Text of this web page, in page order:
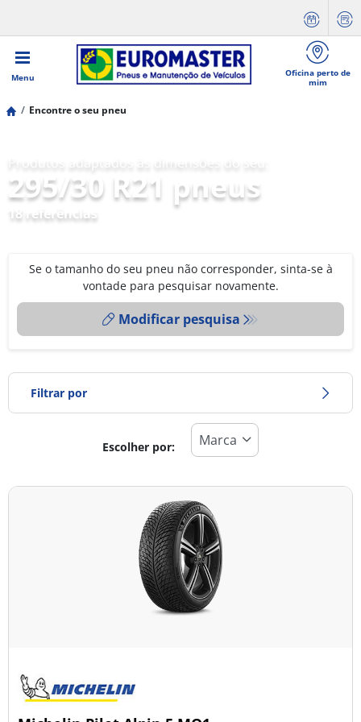
Menu
Oficina perto de
mim
Encontre o seu pneu
295/30 R21 pneus
18 referências
Se o tamanho do seu pneu não corresponder, sinta-se à
vontade para pesquisar novamente.
Modificar pesquisa
Filtrar por
Todos os tipos (18)
Todas as estações (0)
Ligeiro (18)
Escolher por: